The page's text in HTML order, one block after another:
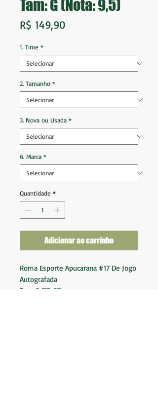
Tam: G (Nota: 9,5)
R$ 149,90Preço
1. Time *
2. Tamanho *
3. Nova ou Usada *
6. Marca *
Quantidade *
Adicionar ao carrinho
Roma Esporte Apucarana #17 De Jogo
Autografada
Tam G (77x55)